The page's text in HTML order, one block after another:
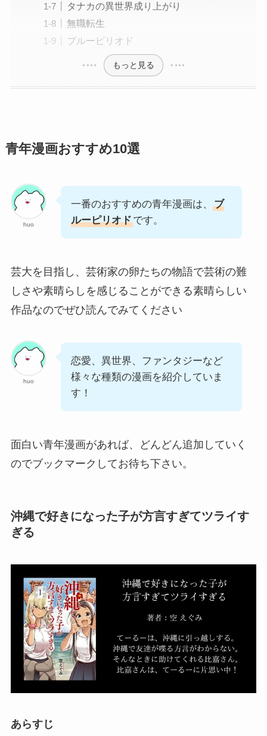
タナカの異世界成り上がり
無職転生
ブルーピリオド
もっと見る
青年漫画おすすめ10選
huo
一番のおすすめの青年漫画は、
ブ
ルーピリオドです。
芸大を目指し、芸術家の卵たちの物語で芸術の難
しさや素晴らしを感じることができる素晴らしい
作品なのでぜひ読んでみてください
huo
恋愛、異世界、ファンタジーなど
様々な種類の漫画を紹介していま
す！
面白い青年漫画があれば、どんどん追加していく
のでブックマークしてお待ち下さい。
沖縄で好きになった子が方言すぎてツライす
ぎる
あらすじ